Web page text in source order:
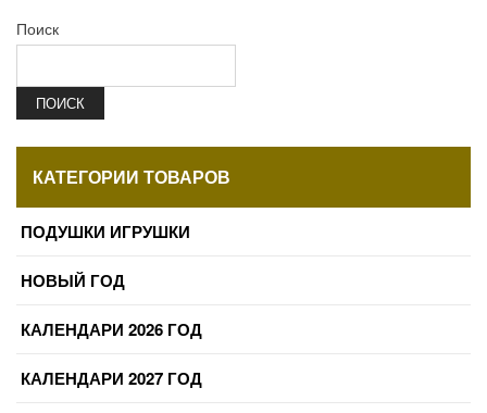
Поиск
ПОИСК
КАТЕГОРИИ ТОВАРОВ
ПОДУШКИ ИГРУШКИ
НОВЫЙ ГОД
КАЛЕНДАРИ 2026 ГОД
КАЛЕНДАРИ 2027 ГОД